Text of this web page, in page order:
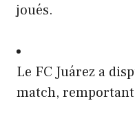
joués.
Le FC Juárez a
match,